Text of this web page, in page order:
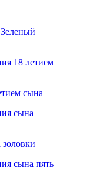
сына